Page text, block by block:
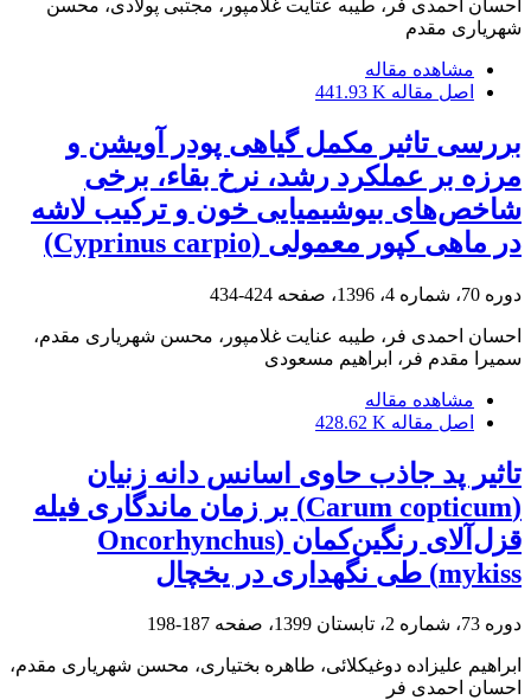
احسان احمدی فر، طیبه عتایت غلامپور، مجتبی پولادی، محسن
شهریاری مقدم
مشاهده مقاله
اصل مقاله 441.93 K
بررسی تاثیر مکمل گیاهی پودر آویشن و
مرزه بر عملکرد رشد، نرخ بقاء، برخی
شاخص‌های بیوشیمیایی خون و ترکیب لاشه
در ماهی کپور معمولی (Cyprinus carpio)
دوره 70، شماره 4، 1396، صفحه 424-434
احسان احمدی فر، طیبه عنایت غلامپور، محسن شهریاری مقدم،
سمیرا مقدم فر، ابراهیم مسعودی
مشاهده مقاله
اصل مقاله 428.62 K
تاثیر پد جاذب حاوی اسانس دانه زنیان
(Carum copticum) بر زمان ماندگاری فیله
قزل‌آلای رنگین‌کمان (Oncorhynchus
mykiss) طی نگهداری در یخچال
دوره 73، شماره 2، تابستان 1399، صفحه 187-198
ابراهیم علیزاده دوغیکلائی، طاهره بختیاری، محسن شهریاری مقدم،
احسان احمدی فر